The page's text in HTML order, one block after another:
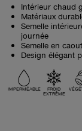
Intérieur chaud
Matériaux
Semelle
journée
Semelle en
Design élégant
IMPERMÉABLE
FROID
EXTRÊME